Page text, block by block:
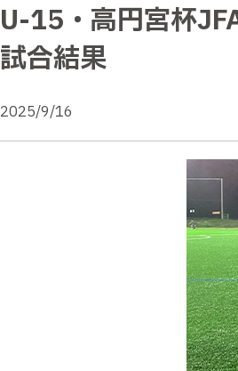
U-15・高円宮杯
試合結果
2025/9/16